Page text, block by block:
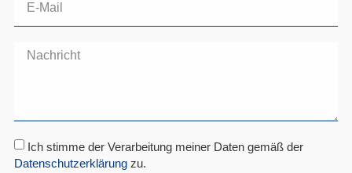
Ich stimme der Verarbeitung meiner Daten gemäß der
Datenschutzerklärungzu.